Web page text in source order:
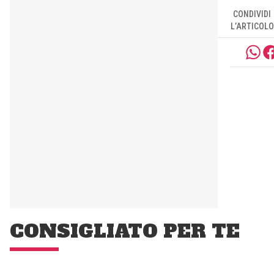
CONDIVIDI
L’ARTICOLO
CONSIGLIATO PER TE